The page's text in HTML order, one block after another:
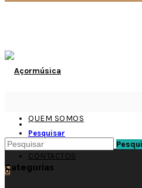
QUEM SOMOS
CONTACTOS
0
Pesquisar
Categorias